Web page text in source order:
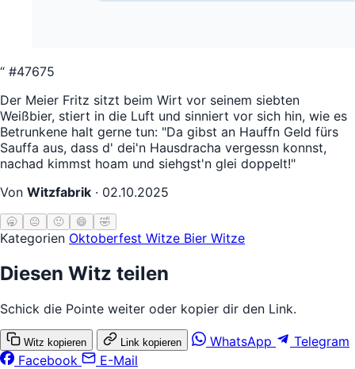
“ #47675
Der Meier Fritz sitzt beim Wirt vor seinem siebten
Weißbier, stiert in die Luft und sinniert vor sich hin, wie es
Betrunkene halt gerne tun: "Da gibst an Hauffn Geld fürs
Sauffa aus, dass d' dei'n Hausdracha vergessn konnst,
nachad kimmst hoam und siehgst'n glei doppelt!"
Von Witzfabrik · 02.10.2025
🥱 😐 🙂 😄 🤣
Kategorien Oktoberfest Witze Bier Witze
Diesen Witz teilen
Schick die Pointe weiter oder kopier dir den Link.
Witz kopieren Link kopieren WhatsApp
Telegram
Facebook
E-Mail